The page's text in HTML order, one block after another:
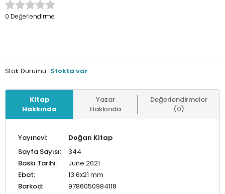
0 Değerlendirme
Stok Durumu: Stokta var
Kitap
Hakkında
Yazar
Hakkında
Değerlendirmeler
(0)
Yayınevi:
Doğan Kitap
Sayfa Sayısı:
344
Baskı Tarihi:
June 2021
Ebat:
13.6x21 mm
Barkod:
9786050984118